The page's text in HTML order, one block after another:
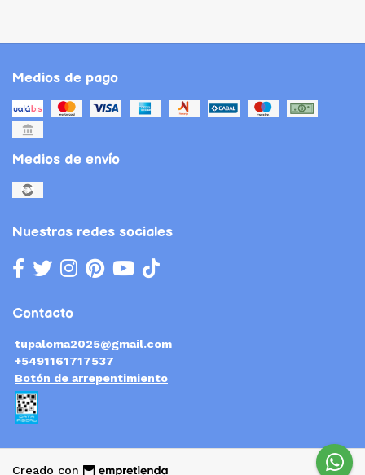
Medios de pago
Medios de envío
Nuestras redes sociales
Contacto
tupaloma2025@gmail.com
+5491161717537
Botón de arrepentimiento
Creado con